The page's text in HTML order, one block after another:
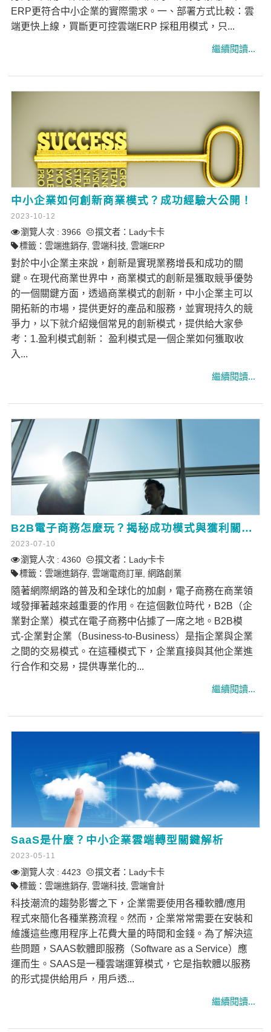
ERP更符合中小企業的實際需求。一、部署方式比較：雲
端更快上線，買斷更可控雲端ERP 採租用模式，只...
中小企業如何創新商業模式？成功經驗大公開！
2023-10-12
瀏覽人次 : 3966 撰文者： Lady卡卡
標籤：雲端進銷存 ,雲端科技 ,雲端ERP
對於中小企業主來說，創新是實現業務增長和成功的關
鍵。在現代商業世界中，商業模式的創新是獲取競爭優勢
的一個關鍵方面，透過商業模式的創新，中小企業主可以
開拓新的市場，提供更好的產品和服務，並實現持久的競
爭力，以下就介紹幾個常見的創新模式，提供給大家參
考：1.盈利模式創新： 盈利模式是一個企業如何獲取收
入...
B2B電子商務怎麼玩？揭秘成功模式與獲利關鍵！
2023-07-10
瀏覽人次 : 4360 撰文者： Lady卡卡
標籤：雲端進銷存 ,雲端電商訂單 ,網路創業
隨著網際網路的普及和全球化的加劇，電子商務在商業領
域發揮著越來越重要的作用。在這個數位時代，B2B（企
業對企業）模式在電子商務中佔據了一席之地。B2B模
式-企業對企業（Business-to-Business）是指企業與企業
之間的交易模式。在這種模式下，企業直接與其他企業進
行合作和交易，提供專業化的...
SaaS是什麼？中小企業雲端轉型關鍵解析
2023-05-11
瀏覽人次 : 4423 撰文者： Lady卡卡
標籤：雲端進銷存 ,雲端科技 ,雲端會計
科技潮流的趨勢影響之下，企業需要使用各種軟體/應用
程式來簡化各種業務流程。然而，企業常常需要在安裝和
維護這些應用程序上花費大量的時間和金錢。為了解決這
些問題，SAAS軟體即服務（Software as a Service）應
運而生。SAAS是一種雲端運算模式，它是指軟體以服務
的形式提供給用戶，用戶透...